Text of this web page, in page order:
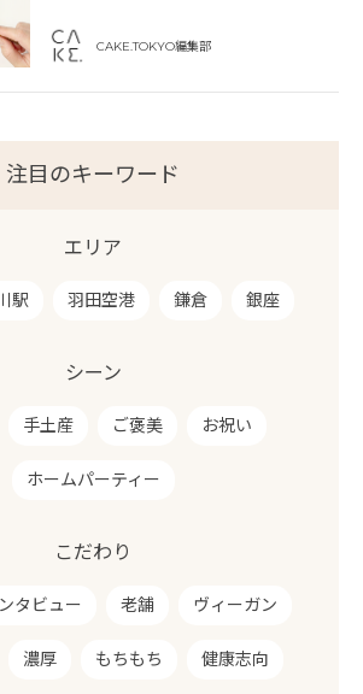
CAKE.TOKYO編集部
注目のキーワード
エリア
駅 羽田空港 鎌倉 銀座
シーン
手土産 ご褒美 お祝い
ホームパーティー
こだわり
タビュー 老舗 ヴィーガン
濃厚 もちもち 健康志向